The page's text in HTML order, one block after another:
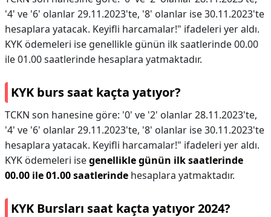
'4' ve '6' olanlar 29.11.2023'te, '8' olanlar ise 30.11.2023'te
hesaplara yatacak. Keyifli harcamalar!" ifadeleri yer aldı.
KYK ödemeleri ise genellikle günün ilk saatlerinde 00.00
ile 01.00 saatlerinde hesaplara yatmaktadır.
KYK burs saat kaçta yatıyor?
TCKN son hanesine göre: '0' ve '2' olanlar 28.11.2023'te,
'4' ve '6' olanlar 29.11.2023'te, '8' olanlar ise 30.11.2023'te
hesaplara yatacak. Keyifli harcamalar!" ifadeleri yer aldı.
KYK ödemeleri isegenellikle günün ilk saatlerinde
00.00 ile 01.00 saatlerinde hesaplara yatmaktadır.
KYK Bursları saat kaçta yatıyor 2024?